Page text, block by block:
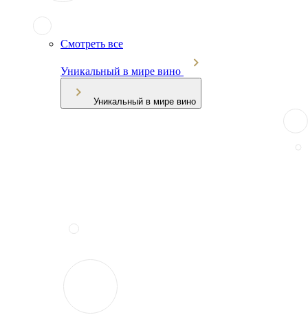
Смотреть все
Уникальный в мире вино
Уникальный в мире вино